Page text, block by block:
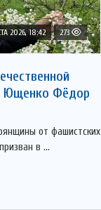
2026, 18:42 273
Ющенко Фёдор
от фашистских
в ...